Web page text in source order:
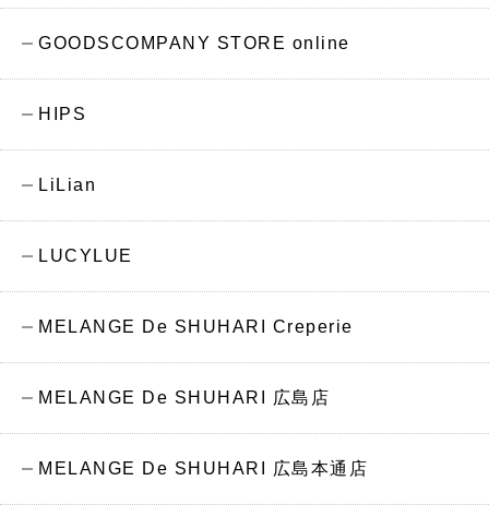
GOODSCOMPANY STORE online
HIPS
LiLian
LUCYLUE
MELANGE De SHUHARI Creperie
MELANGE De SHUHARI 広島店
MELANGE De SHUHARI 広島本通店